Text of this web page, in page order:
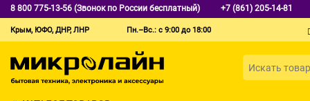
8 800 775-13-56 (Звонок по России бесплатный) +7 (861) 205-14-81
Крым, ЮФО, ДНР, ЛНР Пн.–Вс.: с 9:00 до 18:00